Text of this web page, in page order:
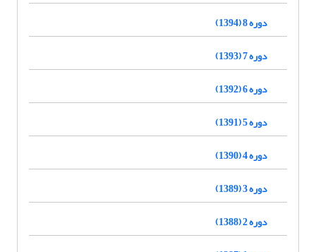
دوره 8 (1394)
دوره 7 (1393)
دوره 6 (1392)
دوره 5 (1391)
دوره 4 (1390)
دوره 3 (1389)
دوره 2 (1388)